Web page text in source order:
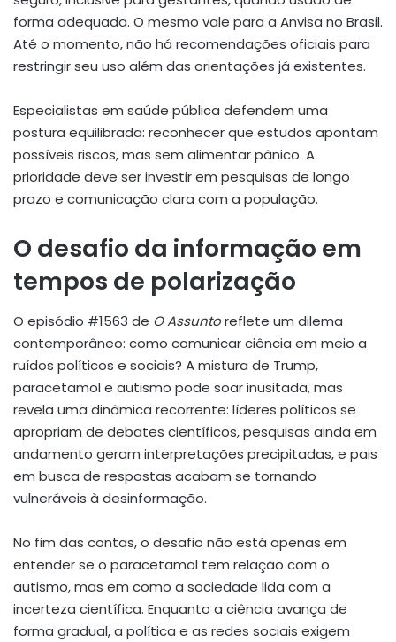
forma adequada. O mesmo vale para a Anvisa no Brasil.
Até o momento, não há recomendações oficiais para
restringir seu uso além das orientações já existentes.
Especialistas em saúde pública defendem uma
postura equilibrada: reconhecer que estudos apontam
possíveis riscos, mas sem alimentar pânico. A
prioridade deve ser investir em pesquisas de longo
prazo e comunicação clara com a população.
O desafio da informação em
tempos de polarização
O episódio #1563 de O Assuntoreflete um dilema
contemporâneo: como comunicar ciência em meio a
ruídos políticos e sociais? A mistura de Trump,
paracetamol e autismo pode soar inusitada, mas
revela uma dinâmica recorrente: líderes políticos se
apropriam de debates científicos, pesquisas ainda em
andamento geram interpretações precipitadas, e pais
em busca de respostas acabam se tornando
vulneráveis à desinformação.
No fim das contas, o desafio não está apenas em
entender se o paracetamol tem relação com o
autismo, mas em como a sociedade lida com a
incerteza científica. Enquanto a ciência avança de
forma gradual, a política e as redes sociais exigem